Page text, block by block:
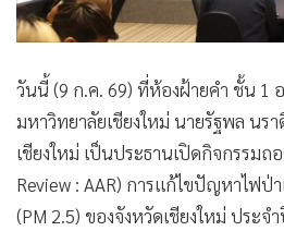
• Celeb Online
• ญี่ปุ่น
• News1
• Gotomanager
เชียงใหม่ - ผู้ว่าราชการจังหวัดเชียง
ร่วมกันถอดบทเรียนแก้ปัญหาไฟป่าแ